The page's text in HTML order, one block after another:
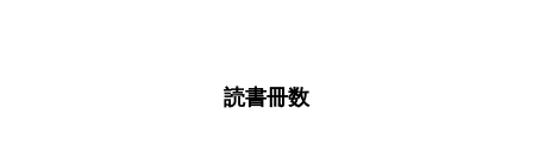
読書冊数